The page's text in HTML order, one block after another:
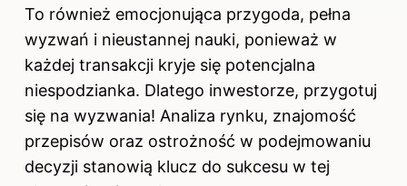
To również emocjonująca przygoda, pełna
wyzwań i nieustannej nauki, ponieważ w
każdej transakcji kryje się potencjalna
niespodzianka. Dlatego inwestorze, przygotuj
się na wyzwania! Analiza rynku, znajomość
przepisów oraz ostrożność w podejmowaniu
decyzji stanowią klucz do sukcesu w tej